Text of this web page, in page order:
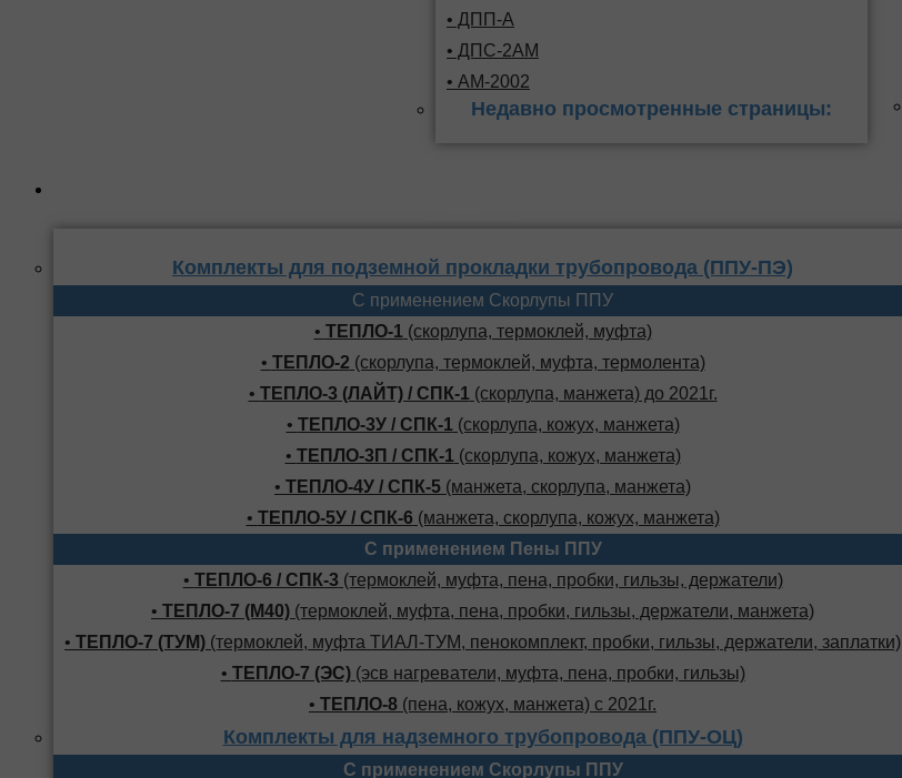
• ДПП-А
• ДПС-2АМ
• АМ-2002
Недавно просмотренные страницы:
Комплекты для подземной прокладки трубопровода (ППУ-ПЭ)
С применением Скорлупы ППУ
• ТЕПЛО-1 (скорлупа, термоклей, муфта)
• ТЕПЛО-2 (скорлупа, термоклей, муфта, термолента)
• ТЕПЛО-3 (ЛАЙТ) / СПК-1 (скорлупа, манжета) до 2021г.
• ТЕПЛО-3У / СПК-1 (скорлупа, кожух, манжета)
• ТЕПЛО-3П / СПК-1 (скорлупа, кожух, манжета)
• ТЕПЛО-4У / СПК-5 (манжета, скорлупа, манжета)
• ТЕПЛО-5У / СПК-6 (манжета, скорлупа, кожух, манжета)
С применением Пены ППУ
• ТЕПЛО-6 / СПК-3 (термоклей, муфта, пена, пробки, гильзы, держатели)
• ТЕПЛО-7 (М40) (термоклей, муфта, пена, пробки, гильзы, держатели, манжета)
• ТЕПЛО-7 (ТУМ) (термоклей, муфта ТИАЛ-ТУМ, пенокомплект, пробки, гильзы, держатели, заплатки)
• ТЕПЛО-7 (ЭС)(эсв нагреватели, муфта, пена, пробки, гильзы)
• ТЕПЛО-8 (пена, кожух, манжета) с 2021г.
Комплекты для надземного трубопровода (ППУ-ОЦ)
С применением Скорлупы ППУ